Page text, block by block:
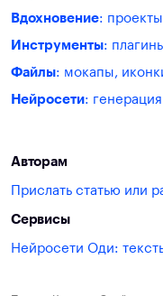
Вдохновение:
Инструменты:
Файлы: мокапы,
Нейросети:
Авторам
Прислать статью или
Сервисы
Нейросети Оди: